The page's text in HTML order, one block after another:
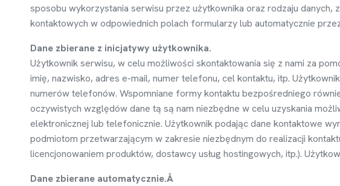
sposobu wykorzystania serwisu przez użytkownika oraz rodzaju danych,
kontaktowych w odpowiednich polach formularzy lub automatycznie
Dane zbierane z inicjatywy użytkownika.
Użytkownik serwisu, w celu możliwości skontaktowania się z nami za
imię, nazwisko, adres e-mail, numer telefonu, cel kontaktu, itp. Uż
numerów telefonów. Wspomniane formy kontaktu bezpośredniego
oczywistych względów dane tą są nam niezbędne w celu uzyskania moż
elektronicznej lub telefonicznie. Użytkownik podając dane kontaktowe
podmiotom przetwarzającym w zakresie niezbędnym do realizacji
licencjonowaniem produktów, dostawcy usług hostingowych, itp.). Uż
Dane zbierane automatycznie.Â